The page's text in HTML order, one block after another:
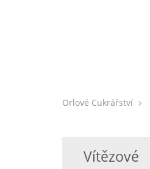
Orlové Cukrářství
Vítězové